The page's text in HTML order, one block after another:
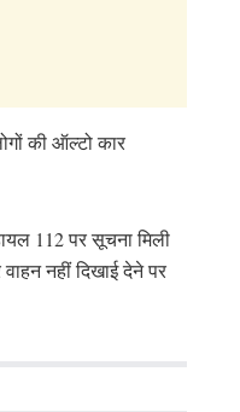
की ऑल्टो कार
112 पर सूचना मिली
नहीं दिखाई देने पर